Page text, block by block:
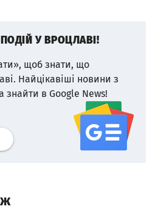
ПОДІЙ У ВРОЦЛАВІ!
щоб знати, що
Найцікавіші новини з
в Google News!
Профіль google news